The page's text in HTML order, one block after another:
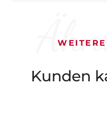
Kunden